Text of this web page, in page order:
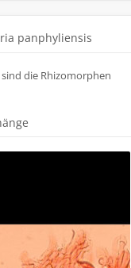
panphyliensis
die Rhizomorphen